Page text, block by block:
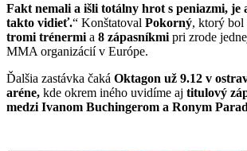
Fakt nemali a išli totálny hrot s peniazmi, je
takto vidieť.“ Konštatoval Pokorný, ktorý bol
tromi trénermi a 8 zápasníkmi pri zrode
MMA organizácií v Európe.
Ďalšia zastávka čaká Oktagon už 9.12 v
aréne, kde okrem iného uvidíme aj titulový
medzi Ivanom Buchingerom a Ronym